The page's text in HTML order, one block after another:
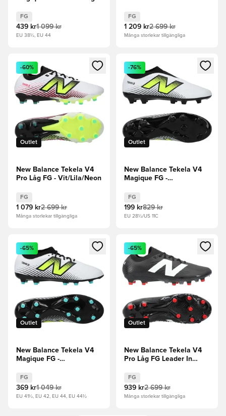
FG
439 kr1 099 kr
EU 38½, EU 44
FG
1 209 kr2 699 kr
Många storlekar tillgängliga
Öppnar en Modal för att logga in eller registrera dig som
Outlet
-60%
New Balance Tekela V4
Pro Låg FG - Vit/Lila/Neon
FG
1 079 kr2 699 kr
Många storlekar tillgängliga
Öppnar en Modal för att
Outlet
-76%
New Balance Tekela V4
Magique FG -
FG
199 kr829 kr
EU 28½/US 11C
Öppnar en Modal för att logga in eller registrera dig som
Outlet
-65%
New Balance Tekela V4
Magique FG -
FG
369 kr1 049 kr
EU 41½, EU 42, EU 44, EU 44½
Öppnar en Modal för att
Outlet
-65%
New Balance Tekela V4
Pro Låg FG Leader In
FG
939 kr2 699 kr
Många storlekar tillgängliga